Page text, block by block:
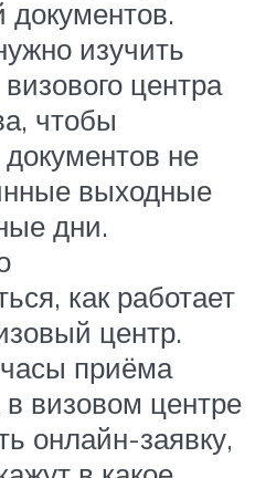
документов.
изучить
центра
чтобы
не
выходные
дни.
как работает
центр.
приёма
визовом центре
онлайн-заявку,